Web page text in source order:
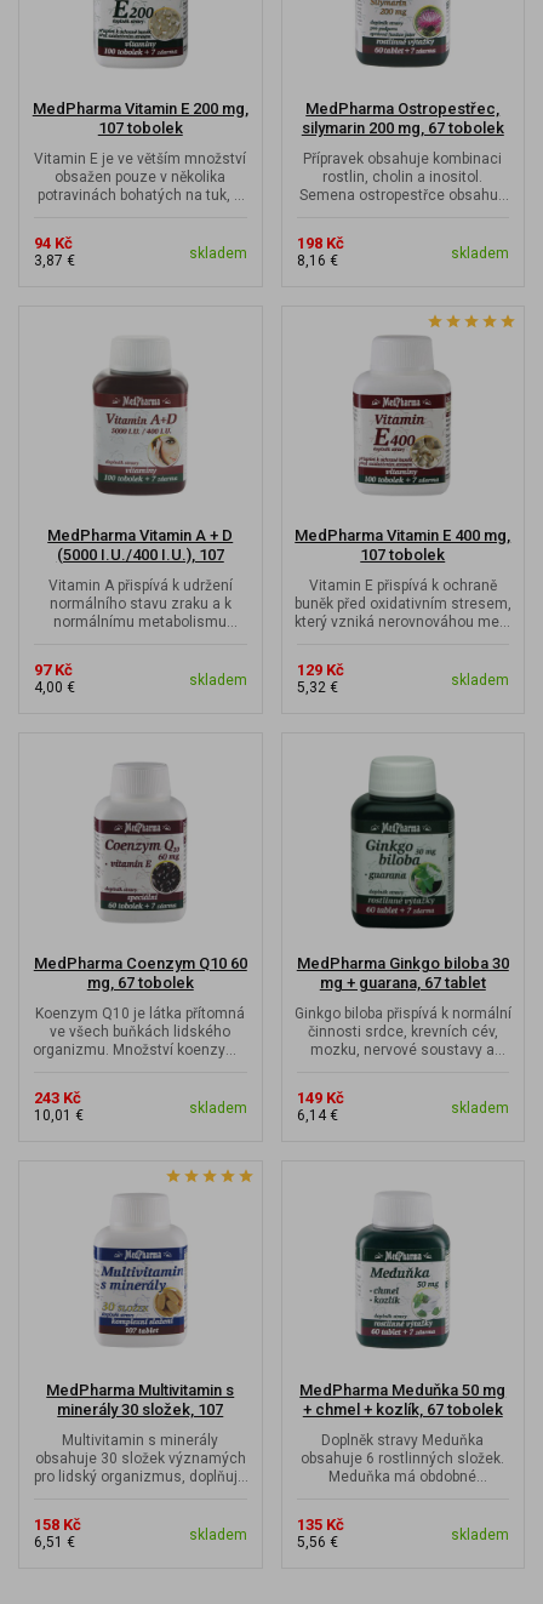
MedPharma Vitamin E 200 mg,
107 tobolek
Vitamin E je ve větším množství
obsažen pouze v několika
potravinách bohatých na tuk, a
94 Kč
3,87 € skladem
MedPharma Ostropestřec,
silymarin 200 mg, 67 tobolek
Přípravek obsahuje kombinaci
rostlin, cholin a inositol.
Semena ostropestřce obsahují
198 Kč
8,16 € skladem
MedPharma Vitamin A + D
(5000 I.U./400 I.U.), 107
tobolek
Vitamin A přispívá k udržení
normálního stavu zraku a k
normálnímu metabolismu
97 Kč
4,00 € skladem
MedPharma Vitamin E 400 mg,
107 tobolek
Vitamin E přispívá k ochraně
buněk před oxidativním stresem,
který vzniká nerovnováhou mezi
129 Kč
5,32 € skladem
MedPharma Coenzym Q10 60
mg, 67 tobolek
Koenzym Q10 je látka přítomná
ve všech buňkách lidského
organizmu. Množství koenzymu
243 Kč
10,01 € skladem
MedPharma Ginkgo biloba 30
mg + guarana, 67 tablet
Ginkgo biloba přispívá k normální
činnosti srdce, krevních cév,
mozku, nervové soustavy a
149 Kč
6,14 € skladem
MedPharma Multivitamin s
minerály 30 složek, 107
Multivitamin s minerály
obsahuje 30 složek významých
pro lidský organizmus, doplňuje
158 Kč
6,51 € skladem
MedPharma Meduňka 50 mg
+ chmel + kozlík, 67 tobolek
Doplněk stravy Meduňka
obsahuje 6 rostlinných složek.
Meduňka má obdobné
135 Kč
5,56 € skladem